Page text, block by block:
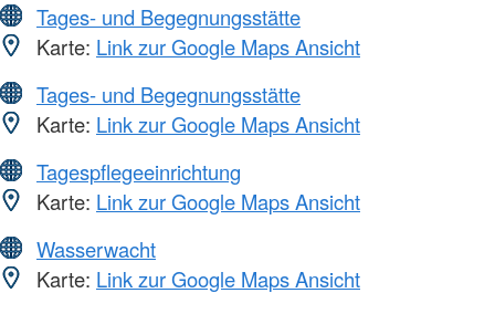
Tages- und Begegnungsstätte
Karte: Link zur Google Maps Ansicht
Tages- und Begegnungsstätte
Karte: Link zur Google Maps Ansicht
Tagespflegeeinrichtung
Karte: Link zur Google Maps Ansicht
Wasserwacht
Karte: Link zur Google Maps Ansicht